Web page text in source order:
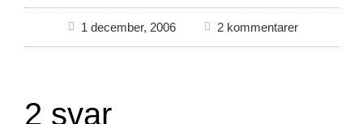
1 december, 2006 2 kommentarer
2 svar